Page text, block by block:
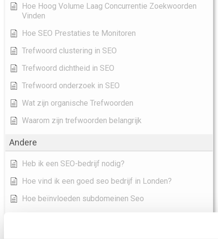
Hoe Hoog Volume Laag Concurrentie Zoekwoorden
Vinden
Hoe SEO Prestaties te Monitoren
Trefwoord clustering in SEO
Trefwoord dichtheid in SEO
Trefwoord onderzoek in SEO
Wat zijn organische Trefwoorden
Waarom zijn trefwoorden belangrijk
Andere
Heb ik een SEO-bedrijf nodig?
Hoe vind ik een goed seo bedrijf in Londen?
Hoe beïnvloeden subdomeinen Seo